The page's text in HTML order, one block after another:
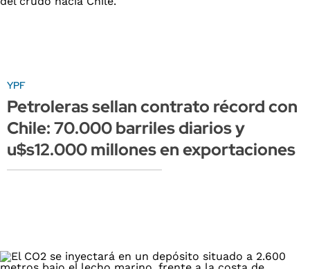
YPF
Petroleras sellan contrato récord con
Chile: 70.000 barriles diarios y
u$s12.000 millones en exportaciones